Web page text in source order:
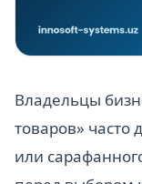
Владельцы
товаров» часто
или